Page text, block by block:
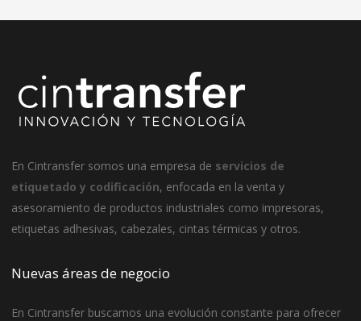
En Cintransfer somos una empresa de servicios de
etiquetado y codificación, enfocada en la venta y
asesoramiento de productos industriales como impresoras,
etiquetas adhesivas, cabezales, cintas térmicas y otros.
Nuevas áreas de negocio
En Cintransfer buscamos una evolución constante para ofrecer